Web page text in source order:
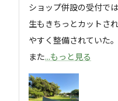
ショップ併設の受付で
生もきちっとカットさ
やすく整備されていた。
また...もっと見る